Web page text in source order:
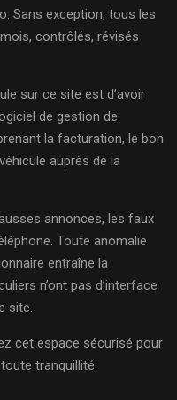
Sans exception, tous les
contrôlés, révisés
sur ce site est d’avoir
de gestion de
la facturation, le bon
auprès de la
annonces, les faux
Toute anomalie
entraîne la
n’ont pas d’interface
site.
cet espace sécurisé pour
tranquillité.